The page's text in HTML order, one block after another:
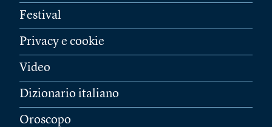
Festival
Privacy e cookie
Video
Dizionario italiano
Oroscopo